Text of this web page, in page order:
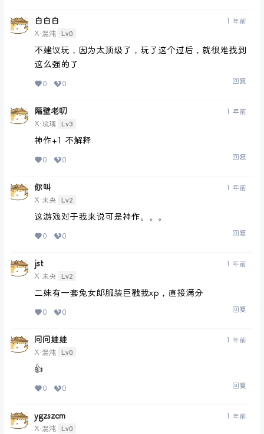
白白白
X·混沌 Lv0
1 年前
不建议玩，因为太顶级了，玩了这个过后，就很难找到
这么强的了
0 0 回复
隔壁老叨
X·琉璃 Lv3
1 年前
神作+1 不解释
0 0 回复
你叫
X·未央 Lv2
1 年前
这游戏对于我来说可是神作。。。
0 0 回复
jst
X·未央 Lv2
1 年前
二妹有一套兔女郎服装巨戳我xp，直接满分
0 0 回复
问问娃娃
X·混沌 Lv0
1 年前
👍
0 0 回复
ygzszcm
X·混沌 Lv0
1 年前